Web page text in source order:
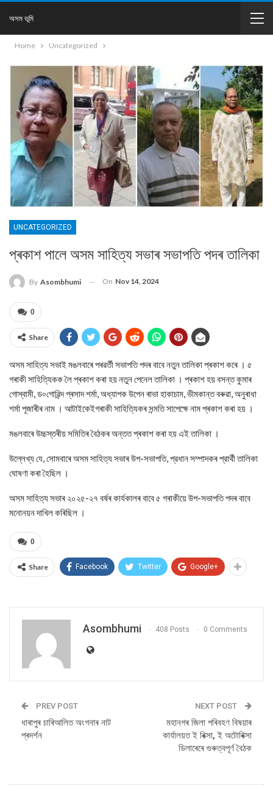
অসম ভূমি
Home Uncategorized
UNCATEGORIZED
প্ৰকাশ পালে অসম সাহিত্য সভাৰ সভাপতি পদৰ তালিকা
By Asombhumi On Nov 14, 2024
0
Share
অসম সাহিত্য সভাই মঙলবাৰে পৰৱৰ্তী সভাপতি পদৰ বাবে নতুন তালিকা প্ৰকাশ কৰে । ৫
গৰাকী সাহিত্যিকক লৈ প্ৰকাশ কৰা হয় নতুন পেনেল তালিকা । প্ৰকাশ হয় বসন্ত কুমাৰ
গোস্বামী, ড৹ গোৱিন্দ প্ৰসাদ শর্মা, অধ্যাপক উপেন ৰাভা হাকাচাম, ভীমকান্ত বৰুৱা, অনুৰাধা
শৰ্মা পূজাৰীৰ নাম । আটাইকেইগৰাকী সাহিত্যিকৰ সন্মতি সাপেক্ষে নাম প্ৰকাশ কৰা হয় ।
মঙলবাৰে উচ্চস্তৰীয় সমিতিৰ বৈঠকৰ অন্তত প্ৰকাশ কৰা হয় এই তালিকা ।
উল্লেখ্য যে, সোমবাৰে অসম সাহিত্য সভাৰ উপ-সভাপতি, প্রধান সম্পাদকৰ প্রার্থী তালিকা
ঘোষণা কৰা হৈছিল ।
অসম সাহিত্য সভাৰ ২০২৫-২৭ বৰ্ষৰ কাৰ্যকালৰ বাবে ৫ গৰাকীয়ে উপ-সভাপতি পদৰ বাবে
মনোনয়ন দাখিল কৰিছিল ।
0
Share Facebook Twitter Google+
Asombhumi 408 Posts 0 Comments
PREV POST
ধাৰাপুৰ চাৰিআলিত অংগনাৰ নাট
প্ৰদৰ্শন
NEXT POST
মহানগৰ জিলা পৰিবহণ বিষয়াৰ
কাৰ্যালয়ত ই ৰিক্সা, ই অটোৰিক্সা
ডিলাৰেৰে গুৰুত্বপূৰ্ণ বৈঠক